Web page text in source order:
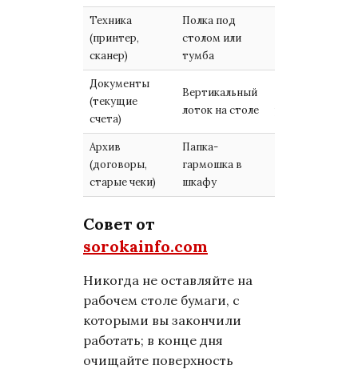
Техника
(принтер,
сканер)
Полка под
столом или
тумба
Документы
(текущие
счета)
Вертикальный
лоток на столе
Архив
(договоры,
старые чеки)
Папка-
гармошка в
шкафу
Совет от
sorokainfo.com
Никогда не оставляйте на
рабочем столе бумаги, с
которыми вы закончили
работать; в конце дня
очищайте поверхность